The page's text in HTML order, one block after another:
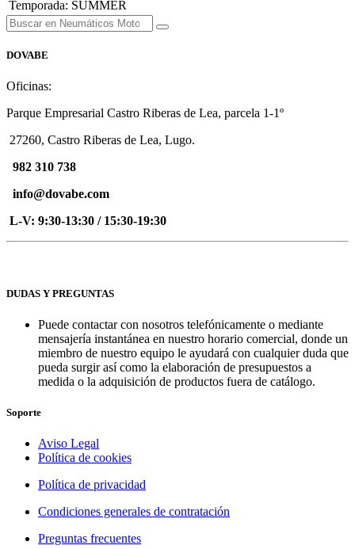
Temporada: SUMMER
DOVABE
Oficinas:
Parque Empresarial Castro Riberas de Lea, parcela 1-1º
27260, Castro Riberas de Lea, Lugo.
982 310 738
info@dovabe.com
L-V: 9:30-13:30 / 15:30-19:30
DUDAS Y PREGUNTAS
Puede contactar con nosotros telefónicamente o mediante
mensajería instantánea en nuestro horario comercial, donde un
miembro de nuestro equipo le ayudará con cualquier duda que
pueda surgir así como la elaboración de presupuestos a
medida o la adquisición de productos fuera de catálogo.
Soporte
Aviso Legal
Política de cookies
Política de privacidad
Condiciones generales de contratación
Preguntas frecuentes